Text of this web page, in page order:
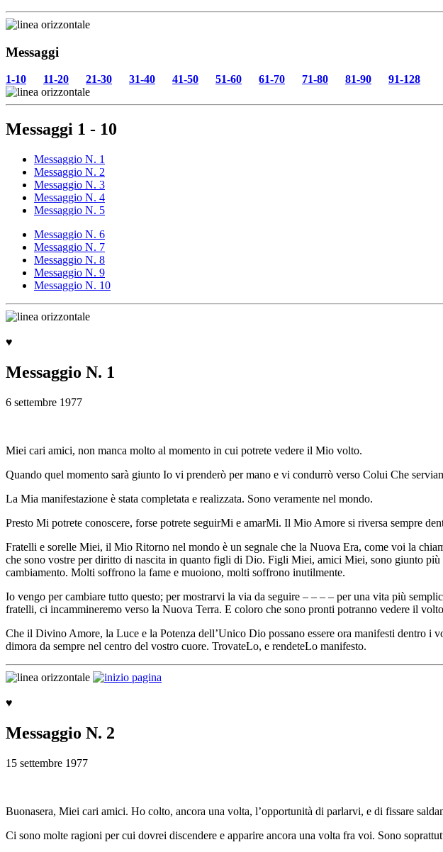
Messaggi
1-10 11-20 21-30 31-40 41-50 51-60 61-70 71-80 81-90 91-128
Messaggi 1 - 10
Messaggio N. 1
Messaggio N. 2
Messaggio N. 3
Messaggio N. 4
Messaggio N. 5
Messaggio N. 6
Messaggio N. 7
Messaggio N. 8
Messaggio N. 9
Messaggio N. 10
♥
Messaggio N. 1
6 settembre 1977
Miei cari amici, non manca molto al momento in cui potrete vedere il Mio volto.
Quando quel momento sarà giunto Io vi prenderò per mano e vi condurrò verso Colui Che
La Mia manifestazione è stata completata e realizzata. Sono veramente nel mondo.
Presto Mi potrete conoscere, forse potrete seguirMi e amarMi. Il Mio Amore si riversa sempre
Fratelli e sorelle Miei, il Mio Ritorno nel mondo è un segnale che la Nuova Era, come voi la
che sono vostre per diritto di nascita in quanto figli di Dio. Figli Miei, amici Miei, sono giunto più
cambiamento. Molti soffrono la fame e muoiono, molti soffrono inutilmente.
Io vengo per cambiare tutto questo; per mostrarvi la via da seguire – – – – per una vita più
fratelli, ci incammineremo verso la Nuova Terra. E coloro che sono pronti potranno vedere il
Che il Divino Amore, la Luce e la Potenza dell’Unico Dio possano essere ora manifesti dentro i
dimora da sempre nel centro del vostro cuore. TrovateLo, e rendeteLo manifesto.
♥
Messaggio N. 2
15 settembre 1977
Buonasera, Miei cari amici. Ho colto, ancora una volta, l’opportunità di parlarvi, e di fissare
Ci sono molte ragioni per cui dovrei discendere e apparire ancora una volta fra voi. Sono